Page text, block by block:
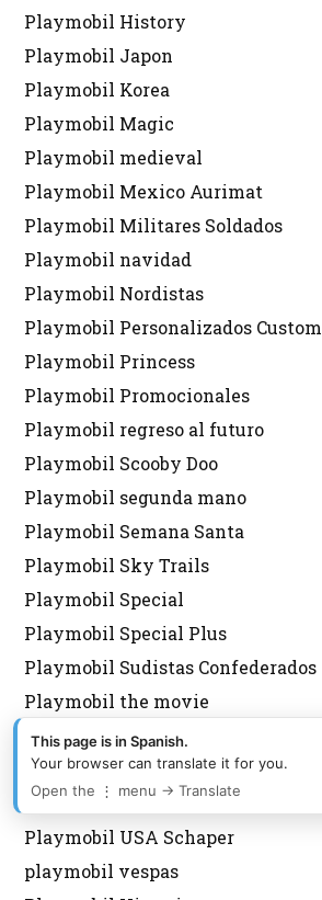
Playmobil History
Playmobil Japon
Playmobil Korea
Playmobil Magic
Playmobil medieval
Playmobil Mexico Aurimat
Playmobil Militares Soldados
Playmobil navidad
Playmobil Nordistas
Playmobil Personalizados Custom
Playmobil Princess
Playmobil Promocionales
Playmobil regreso al futuro
Playmobil Scooby Doo
Playmobil segunda mano
Playmobil Semana Santa
Playmobil Sky Trails
Playmobil Special
Playmobil Special Plus
Playmobil Sudistas Confederados
Playmobil the movie
Playmobil USA
Playmobil USA Mattel
Playmobil USA Playmobil
Playmobil USA Schaper
playmobil vespas
This page is in Spanish.
Your browser can translate it for you.
Open the ⋮ menu → Translate